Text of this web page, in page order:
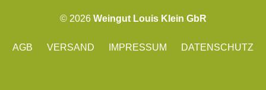
© 2026 Weingut Louis Klein GbR
AGB VERSAND IMPRESSUM DATENSCHUTZ